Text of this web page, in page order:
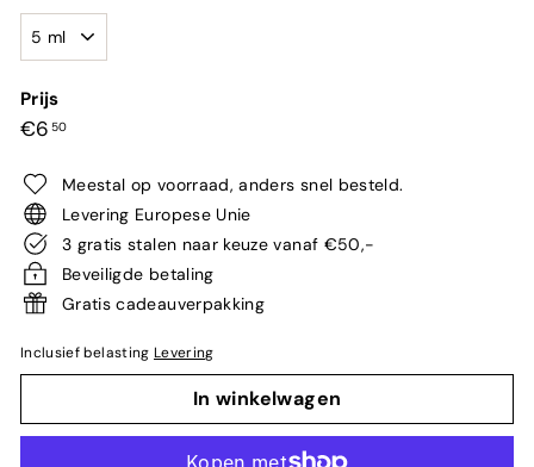
Prijs
Normale
€6 50€6,50
Meestal op voorraad, anders snel besteld.
Levering Europese Unie
3 gratis stalen naar keuze vanaf €50,-
Beveiligde betaling
Gratis cadeauverpakking
Inclusief belasting Levering
In winkelwagen